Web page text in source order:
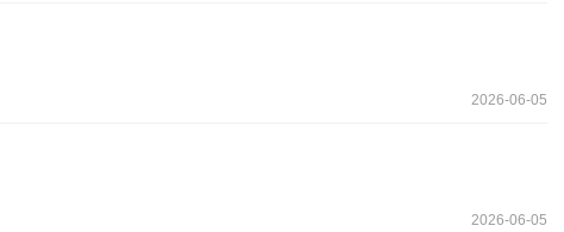
2026-06-05
2026-06-05